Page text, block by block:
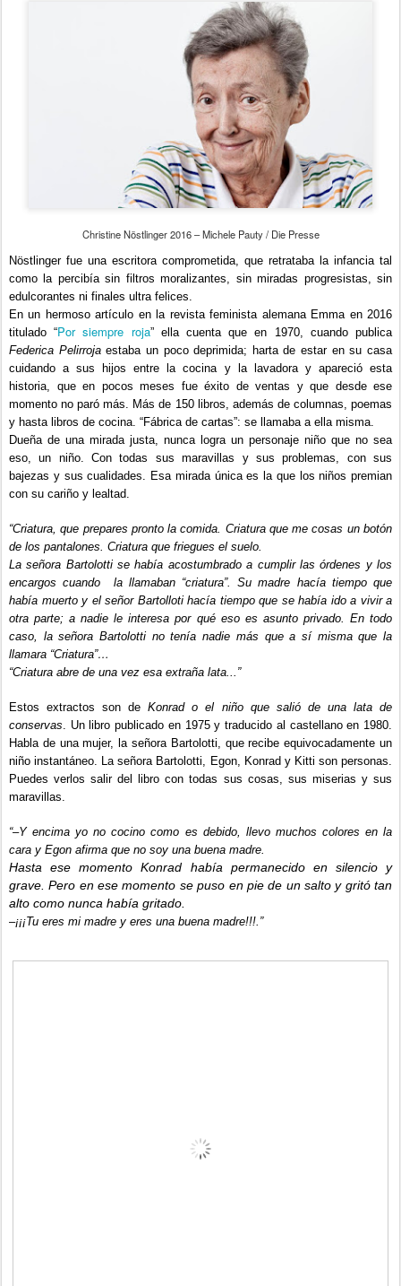
Christine Nöstlinger 2016 – Michele Pauty / Die Presse
Nöstlinger fue una escritora comprometida, que retrataba la infancia tal
como la percibía sin filtros moralizantes, sin miradas progresistas, sin
edulcorantes ni finales ultra felices.
En un hermoso artículo en la revista feminista alemana Emma en 2016
titulado “Por siempre roja” ella cuenta que en 1970, cuando publica
Federica Pelirrojaestaba un poco deprimida; harta de estar en su casa
cuidando a sus hijos entre la cocina y la lavadora y apareció esta
historia, que en pocos meses fue éxito de ventas y que desde ese
momento no paró más. Más de 150 libros, además de columnas, poemas
y hasta libros de cocina. “Fábrica de cartas”: se llamaba a ella misma.
Dueña de una mirada justa, nunca logra un personaje niño que no sea
eso, un niño. Con todas sus maravillas y sus problemas, con sus
bajezas y sus cualidades. Esa mirada única es la que los niños premian
con su cariño y lealtad.
“Criatura, que prepares pronto la comida. Criatura que me cosas un botón
de los pantalones. Criatura que friegues el suelo.
La señora Bartolotti se había acostumbrado a cumplir las órdenes y los
encargos cuando la llamaban “criatura”. Su madre hacía tiempo que
había muerto y el señor Bartolloti hacía tiempo que se había ido a vivir a
otra parte; a nadie le interesa por qué eso es asunto privado. En todo
caso, la señora Bartolotti no tenía nadie más que a sí misma que la
llamara “Criatura”…
“Criatura abre de una vez esa extraña lata...”
Estos extractos son deKonrad o el niño que salió de una lata de
conservas. Un libro publicado en 1975 y traducido al castellano en 1980.
Habla de una mujer, la señora Bartolotti, que recibe equivocadamente un
niño instantáneo. La señora Bartolotti, Egon, Konrad y Kitti son personas.
Puedes verlos salir del libro con todas sus cosas, sus miserias y sus
maravillas.
“–Y encima yo no cocino como es debido, llevo muchos colores en la
cara y Egon afirma que no soy una buena madre.
Hasta ese momento Konrad había permanecido en silencio y
grave. Pero en ese momento se puso en pie de un salto y gritó tan
alto como nunca había gritado.
–¡¡¡Tu eres mi madre y eres una buena madre!!!.”